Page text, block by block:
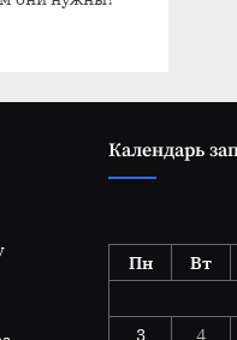
Календарь
Пн
Вт
3
4